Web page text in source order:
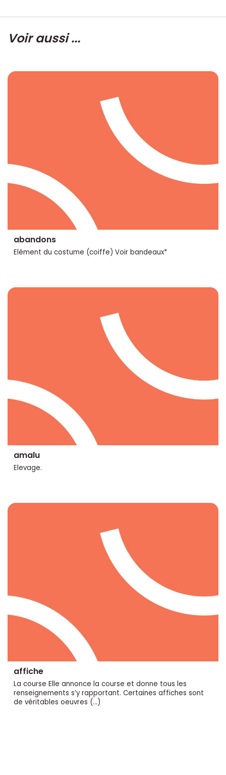
Voir aussi ...
abandons
Elément du costume (coiffe) Voir bandeaux*
amalu
Elevage.
affiche
La course Elle annonce la course et donne tous les
renseignements s’y rapportant. Certaines affiches sont
de véritables oeuvres (…)